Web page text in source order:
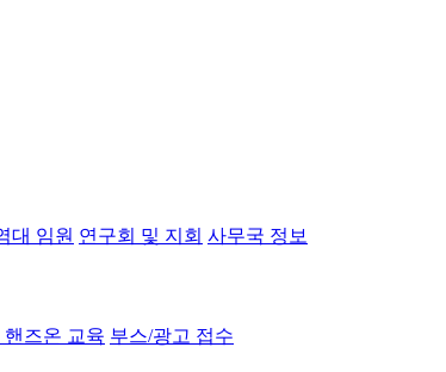
대 임원 연구회 및 지회 사무국 정보
즈온 교육 부스/광고 접수